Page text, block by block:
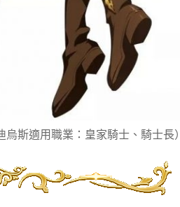
：皇家騎士、騎士長）